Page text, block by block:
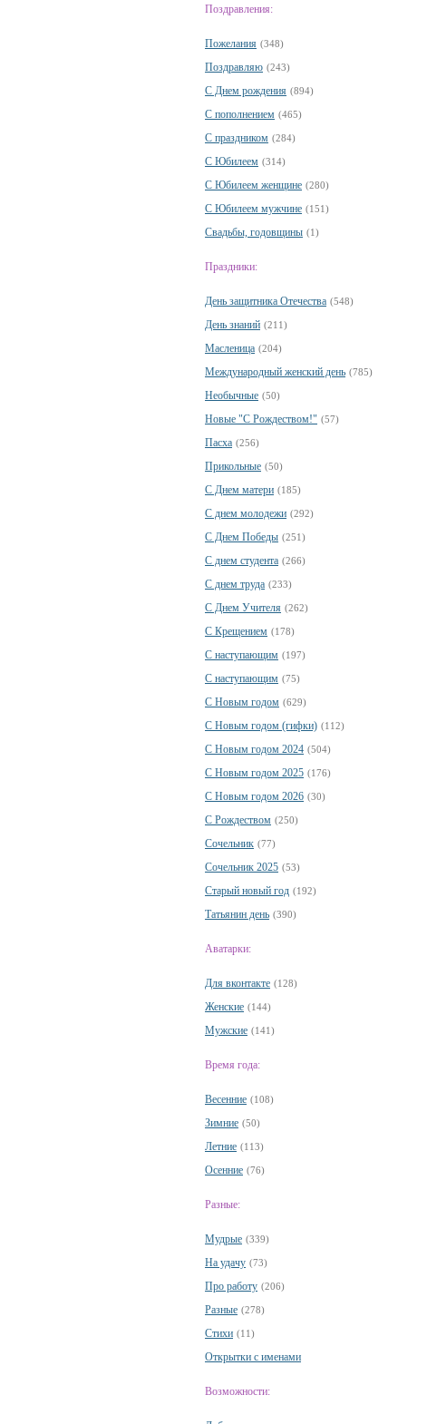
Поздравления:
Пожелания (348)
Поздравляю (243)
С Днем рождения (894)
С пополнением (465)
С праздником (284)
С Юбилеем (314)
С Юбилеем женщине (280)
С Юбилеем мужчине (151)
Свадьбы, годовщины (1)
Праздники:
День защитника Отечества (548)
День знаний (211)
Масленица (204)
Международный женский день (785)
Необычные (50)
Новые "С Рождеством!" (57)
Пасха (256)
Прикольные (50)
С Днем матери (185)
С днем молодежи (292)
С Днем Победы (251)
С днем студента (266)
С днем труда (233)
С Днем Учителя (262)
С Крещением (178)
С наступающим (197)
С наступающим (75)
С Новым годом (629)
С Новым годом (гифки) (112)
С Новым годом 2024 (504)
С Новым годом 2025 (176)
С Новым годом 2026 (30)
С Рождеством (250)
Сочельник (77)
Сочельник 2025 (53)
Старый новый год (192)
Татьянин день (390)
Аватарки:
Для вконтакте (128)
Женские (144)
Мужские (141)
Время года:
Весенние (108)
Зимние (50)
Летние (113)
Осенние (76)
Разные:
Мудрые (339)
На удачу (73)
Про работу (206)
Разные (278)
Стихи (11)
Открытки с именами
Возможности: